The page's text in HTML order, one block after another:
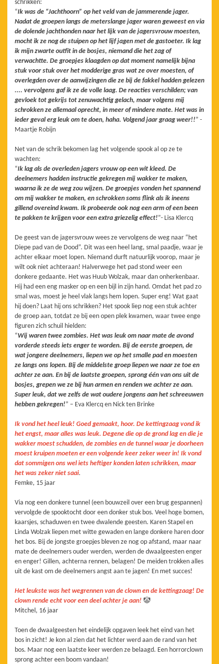
schrikken:
“Ik was de “Jachthoorn” op het veld van de jammerende jager.
Nadat de groepen langs de meterslange jager waren geweest en via
de dolende jachthonden naar het lijk van de jagersvrouw moesten,
mocht ik ze nog de stuipen op het lijf jagen met de gastoeter. Ik lag
ik mijn zwarte outfit in de bosjes, niemand die het zag of
verwachtte. De groepjes klaagden op dat moment namelijk bijna
stuk voor stuk over het modderige gras wat ze over moesten, of
overlegden over de aanwijzingen die ze bij de fakkel hadden gelezen
.... vervolgens gaf ik ze de volle laag. De reacties verschilden; van
gevloek tot gekrijs tot zenuwachtig gelach, maar volgens mij
schrokken ze allemaal oprecht, in meer of mindere mate. Het was in
ieder geval erg leuk om te doen, haha. Volgend jaar graag weer!!” -
Maartje Robijn
Net van de schrik bekomen lag het volgende spook al op ze te
wachten:
“Ik lag als de overleden jagers vrouw op een wit kleed. De
deelnemers hadden instructie gekregen mij wakker te maken,
waarna ik ze de weg zou wijzen. De groepjes vonden het spannend
om mij wakker te maken, en schrokken soms flink als ik ineens
gillend overeind kwam. Ik probeerde ook nog een arm of een been
te pakken te krijgen voor een extra griezelig effect!”- Lisa Klercq
De geest van de jagersvrouw wees ze vervolgens de weg naar “het
Diepe pad van de Dood”. Dit was een heel lang, smal paadje, waar je
achter elkaar moet lopen. Niemand durft natuurlijk voorop, maar je
wilt ook niet achteraan! Halverwege het pad stond weer een
donkere gedaante. Het was Huub Wolzak, maar dan onherkenbaar.
Hij had een eng masker op en een bijl in zijn hand. Omdat het pad zo
smal was, moest je heel vlak langs hem lopen. Super eng! Wat gaat
hij doen? Laat hij ons schrikken? Het spook liep nog een stuk achter
de groep aan, totdat ze bij een open plek kwamen, waar twee enge
figuren zich schuil hielden:
“Wij waren twee zombies. Het was leuk om naar mate de avond
vorderde steeds iets enger te worden. Bij de eerste groepen, de
wat jongere deelnemers, liepen we op het smalle pad en moesten
ze langs ons lopen. Bij de middelste groep liepen we naar ze toe en
achter ze aan. En bij de laatste groepen, sprong één van ons uit de
bosjes, grepen we ze bij hun armen en renden we achter ze aan.
Super leuk, dat we zelfs de wat oudere jongens aan het schreeuwen
hebben gekregen!” – Eva Klercq en Nick ten Brinke
Ik vond het heel leuk! Goed gemaakt, hoor. De kettingzaag vond ik
het engst, maar alles was leuk. Degene die op de grond lag en die je
wakker moest schudden, de zombies en de tunnel waar je doorheen
moest kruipen moeten er een volgende keer zeker weer in! Ik vond
dat sommigen ons wel iets heftiger konden laten schrikken, maar
het was zeker niet saai.
Femke, 15 jaar
Via nog een donkere tunnel (een bouwzeil over een brug gespannen)
vervolgde de spooktocht door een donker stuk bos. Veel hoge bomen,
kaarsjes, schaduwen en twee dwalende geesten. Karen Stapel en
Linda Wolzak liepen met witte gewaden en lange donkere haren door
het bos. Bij de jongste groepjes bleven ze nog op afstand, maar naar
mate de deelnemers ouder werden, werden de dwaalgeesten enger
en enger! Gillen, achterna rennen, belagen! De meiden trokken alles
uit de kast om de deelnemers angst aan te jagen! En met succes!
Het leukste was het wegrennen van de clown en de kettingzaag! De
clown rende echt voor een deel achter je aan! 🤡
Mitchel, 16 jaar
Toen de dwaalgeesten het eindelijk opgaven leek het eind van het
bos in zicht! Je kon al zien dat het lichter werd aan de rand van het
bos. Maar nog een laatste keer werden ze belaagd. Een horrorclown
sprong achter een boom vandaan!